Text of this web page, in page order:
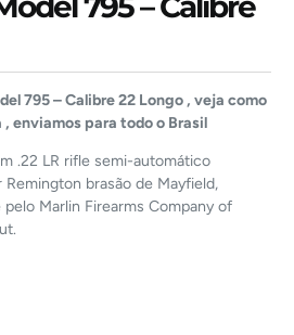
795 – Calibre 22 Longo , veja como
enviamos para todo o Brasil
.22 LR rifle semi-automático
brasão de Mayfield,
Marlin Firearms Company of